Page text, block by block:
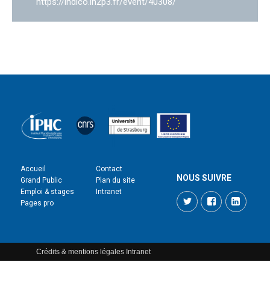
Accueil
Grand Public
Emploi & stages
Pages pro
Contact
Plan du site
Intranet
NOUS SUIVRE
TwitterFacebook
Crédits & mentions légales Intranet